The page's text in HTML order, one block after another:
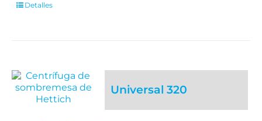
Detalles
Universal 320